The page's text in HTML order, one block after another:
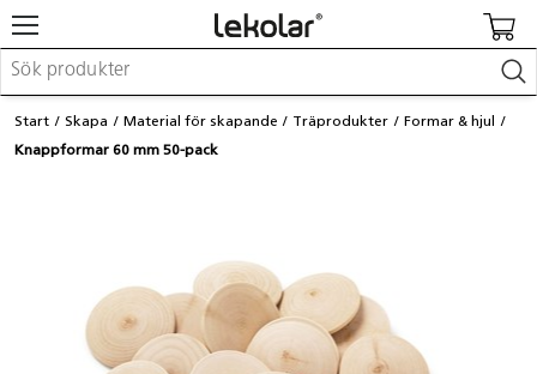
Möbler & inredning
Lekplatsutrustning & utemiljö
Logga in / Registrera dig
Start Skapa Material för skapande Träprodukter
Formar & hjul
Knappformar 60 mm 50-pack